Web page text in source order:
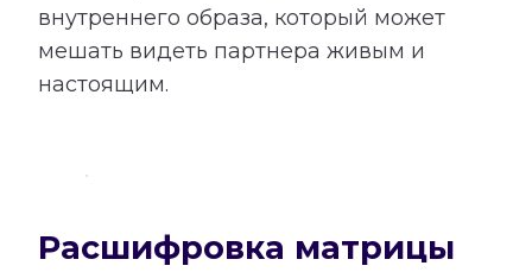
внутреннего образа, который может
мешать видеть партнера живым и
настоящим.
Расшифровка матрицы